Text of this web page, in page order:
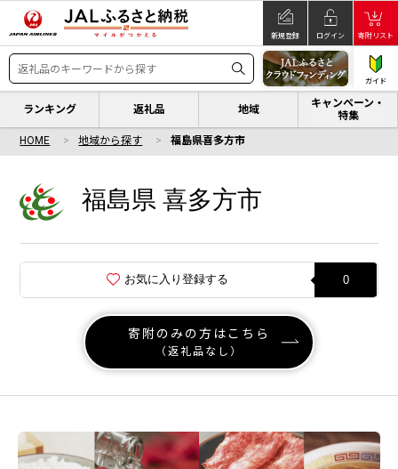
新規登録 ログイン 寄附リスト
ガイド
ランキング 返礼品 地域
キャンペーン・
特集
HOME 地域から探す 福島県喜多方市
福島県 喜多方市
お気に入り登録する 0
寄附のみの方はこちら
（返礼品なし）